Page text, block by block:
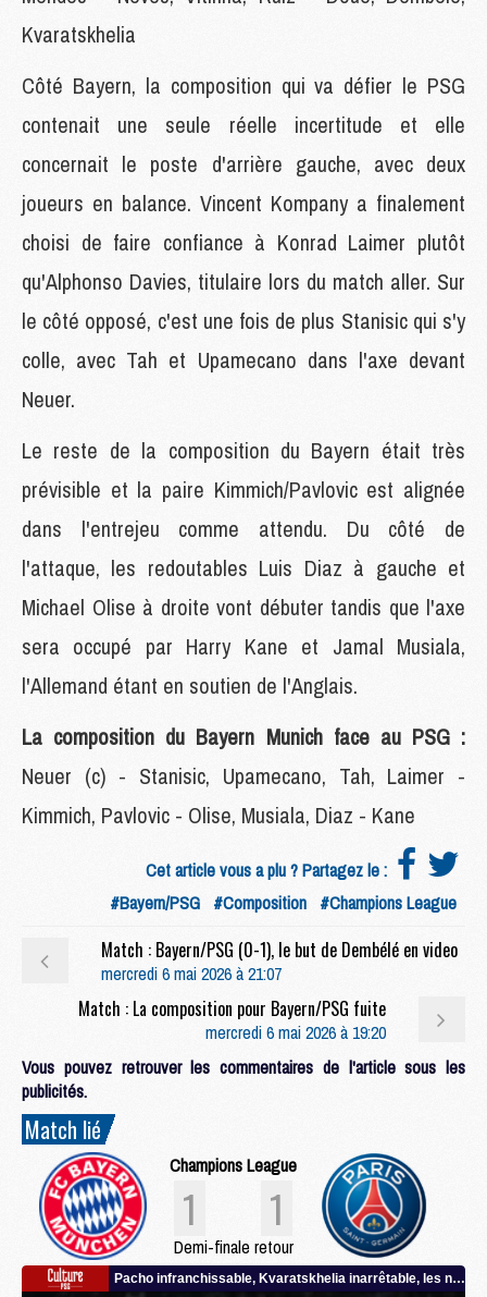
Kvaratskhelia
Côté Bayern, la composition qui va défier le PSG
contenait une seule réelle incertitude et elle
concernait le poste d'arrière gauche, avec deux
joueurs en balance. Vincent Kompany a finalement
choisi de faire confiance à Konrad Laimer plutôt
qu'Alphonso Davies, titulaire lors du match aller. Sur
le côté opposé, c'est une fois de plus Stanisic qui s'y
colle, avec Tah et Upamecano dans l'axe devant
Neuer.
Le reste de la composition du Bayern était très
prévisible et la paire Kimmich/Pavlovic est alignée
dans l'entrejeu comme attendu. Du côté de
l'attaque, les redoutables Luis Diaz à gauche et
Michael Olise à droite vont débuter tandis que l'axe
sera occupé par Harry Kane et Jamal Musiala,
l'Allemand étant en soutien de l'Anglais.
La composition du Bayern Munich face au PSG :
Neuer (c) - Stanisic, Upamecano, Tah, Laimer -
Kimmich, Pavlovic - Olise, Musiala, Diaz - Kane
Cet article vous a plu ? Partagez le :
#Bayern/PSG #Composition #Champions League
Match : Bayern/PSG (0-1), le but de Dembélé en video
mercredi 6 mai 2026 à 21:07
Match : La composition pour Bayern/PSG fuite
mercredi 6 mai 2026 à 19:20
Vous pouvez retrouver les commentaires de l'article sous les
publicités.
Match lié
Champions League
1 1
Demi-finale retour